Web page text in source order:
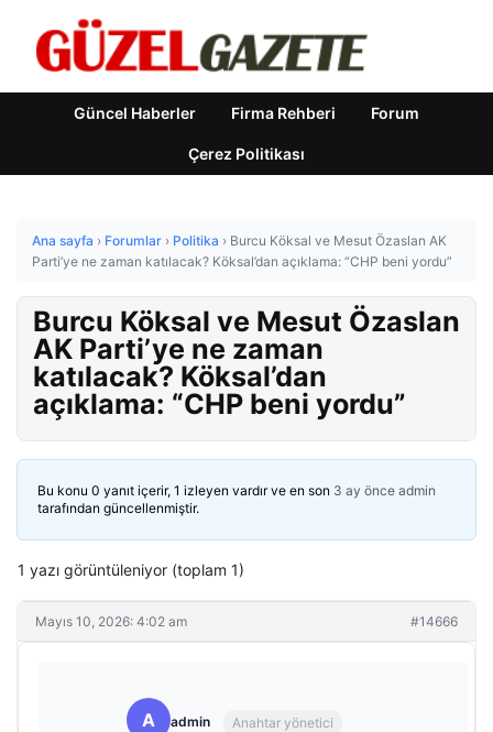
Güncel Haberler Firma Rehberi Forum
Çerez Politikası
Ana sayfa › Forumlar › Politika › Burcu Köksal ve Mesut Özaslan AK
Parti’ye ne zaman katılacak? Köksal’dan açıklama: “CHP beni yordu”
Burcu Köksal ve Mesut Özaslan
AK Parti’ye ne zaman
katılacak? Köksal’dan
açıklama: “CHP beni yordu”
Bu konu 0 yanıt içerir, 1 izleyen vardır ve en son 3 ay önce admin
tarafından güncellenmiştir.
1 yazı görüntüleniyor (toplam 1)
Mayıs 10, 2026: 4:02 am #14666
A admin Anahtar yönetici